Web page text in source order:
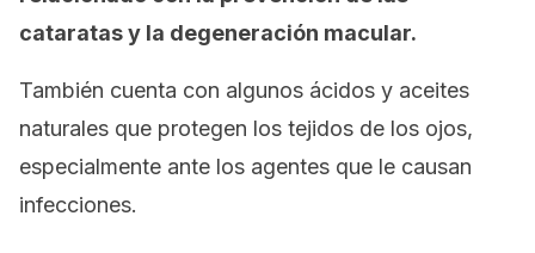
cataratas y la degeneración macular.
También cuenta con algunos ácidos y aceites
naturales que protegen los tejidos de los ojos,
especialmente ante los agentes que le causan
infecciones.